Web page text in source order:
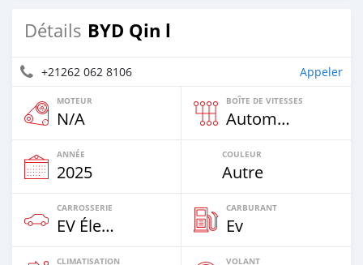
Détails BYD Qin l
+21262 062 8106 Appeler
MOTEUR
N/A
BOÎTE DE VITESSES
Automatique
ANNÉE
2025
COULEUR
Autre
CARROSSERIE
EV Électrique
CARBURANT
Ev
CLIMATISATION VOLANT